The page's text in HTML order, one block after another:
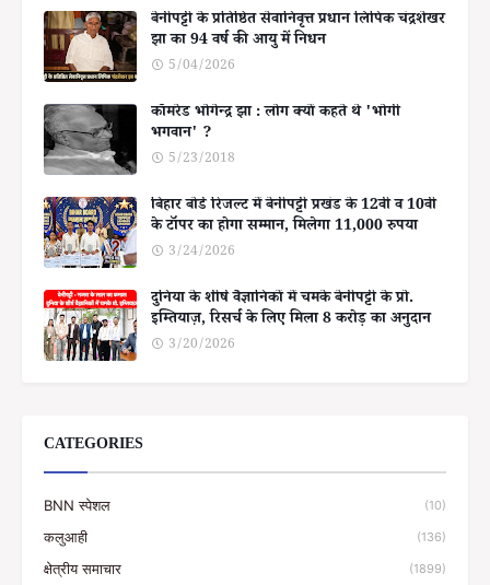
बेनीपट्टी के प्रतिष्ठित सेवानिवृत्त प्रधान लिपिक चंद्रशेखर
झा का 94 वर्ष की आयु में निधन
5/04/2026
कॉमरेड भोगेन्द्र झा : लोग क्यों कहते थे 'भोगी
भगवान' ?
5/23/2018
बिहार बोर्ड रिजल्ट में बेनीपट्टी प्रखंड के 12वीं व 10वीं
के टॉपर का होगा सम्मान, मिलेगा 11,000 रुपया
3/24/2026
दुनिया के शीर्ष वैज्ञानिकों में चमके बेनीपट्टी के प्रो.
इम्तियाज़, रिसर्च के लिए मिला 8 करोड़ का अनुदान
3/20/2026
CATEGORIES
BNN स्पेशल (10)
कलुआही (136)
क्षेत्रीय समाचार (1899)